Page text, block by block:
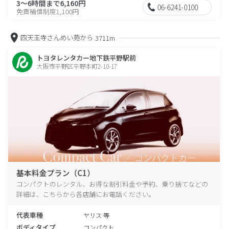
3～6時間まで6,160円
免責補償制度1,100円 06-6241-0100
四天王寺さんめい苑から 3711m
トヨタレンタカー地下鉄平野駅前
大阪市平野区平野本町2-10-17
基本料金プラン（C1）
コンパクトのレンタル、お得な割引料金や予約、乗り捨てなどの
詳細は、こちらから各店舗にお電話ください。
代表車種 ヤリス 等
コンパクト